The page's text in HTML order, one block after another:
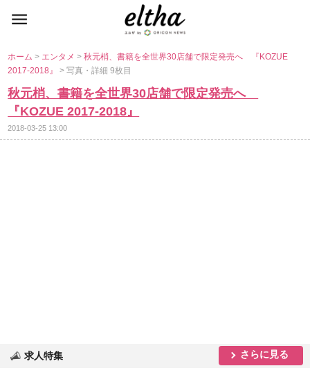
ホーム> エンタメ>秋元梢、書籍を全世界30店舗で限定発売へ 『KOZUE
2017-2018』> 写真・詳細 9枚目
秋元梢、書籍を全世界30店舗で限定発売へ
『KOZUE 2017-2018』
2018-03-25 13:00
求人特集 さらに見る